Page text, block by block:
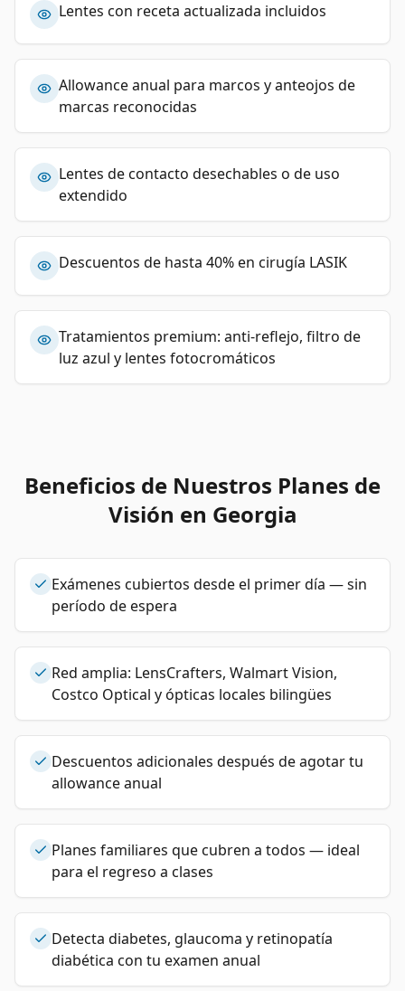
Lentes con receta actualizada incluidos
Allowance anual para marcos y anteojos de
marcas reconocidas
Lentes de contacto desechables o de uso
extendido
Descuentos de hasta 40% en cirugía LASIK
Tratamientos premium: anti-reflejo, filtro de
luz azul y lentes fotocromáticos
Beneficios de Nuestros Planes de
Visión en Georgia
Exámenes cubiertos desde el primer día — sin
período de espera
Red amplia: LensCrafters, Walmart Vision,
Costco Optical y ópticas locales bilingües
Descuentos adicionales después de agotar tu
allowance anual
Planes familiares que cubren a todos — ideal
para el regreso a clases
Detecta diabetes, glaucoma y retinopatía
diabética con tu examen anual